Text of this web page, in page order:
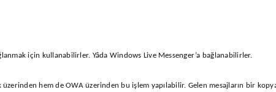
için kullanabilirler. Yâda Windows Live Messenger’a bağlanabilirler.
hem de OWA üzerinden bu işlem yapılabilir. Gelen mesajların bir